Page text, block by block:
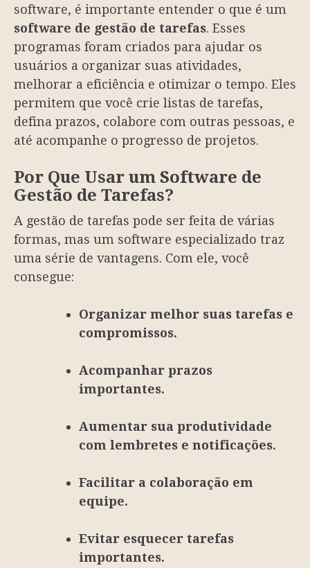
software, é importante entender o que é um
software de gestão de tarefas. Esses
programas foram criados para ajudar os
usuários a organizar suas atividades,
melhorar a eficiência e otimizar o tempo. Eles
permitem que você crie listas de tarefas,
defina prazos, colabore com outras pessoas, e
até acompanhe o progresso de projetos.
Por Que Usar um Software de
Gestão de Tarefas?
A gestão de tarefas pode ser feita de várias
formas, mas um software especializado traz
uma série de vantagens. Com ele, você
consegue:
Organizar melhor suas tarefas e
compromissos.
Acompanhar prazos
importantes.
Aumentar sua produtividade
com lembretes e notificações.
Facilitar a colaboração em
equipe.
Evitar esquecer tarefas
importantes.